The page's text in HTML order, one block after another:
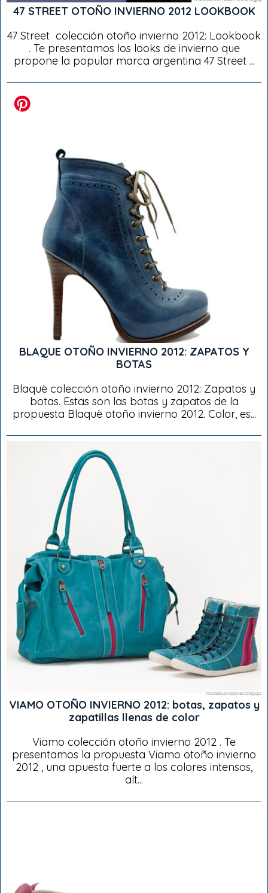
47 STREET OTOÑO INVIERNO 2012 LOOKBOOK
47 Street colección otoño invierno 2012: Lookbook
. Te presentamos los looks de invierno que
propone la popular marca argentina 47 Street ...
BLAQUE OTOÑO INVIERNO 2012: ZAPATOS Y
BOTAS
Blaquè colección otoño invierno 2012: Zapatos y
botas. Estas son las botas y zapatos de la
propuesta Blaquè otoño invierno 2012. Color, es...
VIAMO OTOÑO INVIERNO 2012: botas, zapatos y
zapatillas llenas de color
Viamo colección otoño invierno 2012 . Te
presentamos la propuesta Viamo otoño invierno
2012 , una apuesta fuerte a los colores intensos,
alt...